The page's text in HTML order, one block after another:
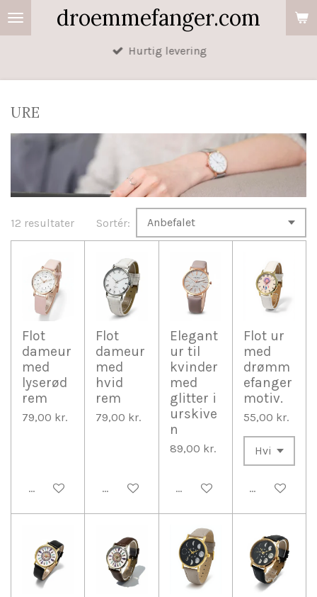
Spring
til
droemmefanger.com
Hurtig levering
URE
12 resultater Sortér:
Flot
dameur
med
lyserød
rem
79,00 kr.
Tilføj til kurv
Flot
dameur
med
hvid
rem
79,00 kr.
Tilføj til kurv
Elegant
ur til
kvinder
med
glitter i
urskive
n
89,00 kr.
Tilføj til kurv
Flot ur
med
drømm
efanger
motiv.
55,00 kr.
Tilføj til kurv